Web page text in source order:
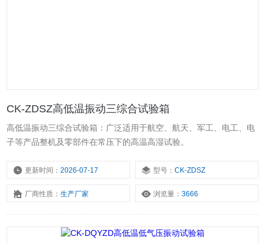
CK-ZDSZ高低温振动三综合试验箱
高低温振动三综合试验箱：广泛适用于航空、航天、军工、电工、电
子等产品整机及零部件在常压下的高温高湿试验。
更新时间：2026-07-17 型号：CK-ZDSZ
厂商性质：生产厂家 浏览量：3666